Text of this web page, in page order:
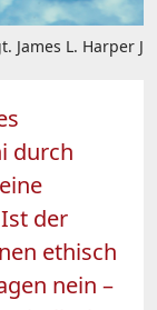
James L. Harper J
durch
der
ethisch
nein –